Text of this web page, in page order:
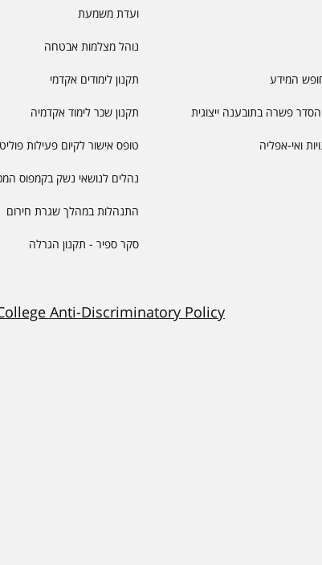
המידע
פשרה בתובענה ייצוגית
ואי-אפליה
ועדת משמעת
נוהל מצלמות אבטחה
תקנון לימודים אקדמי
תקנון שכר לימוד אקדמיה
טופס אישור לקיום פעילות
נהלים לנושאי נשק בקמפוס
התנהלות במהלך שגרת חירום
סקר ספיר - תקנון הגרלה
Anti-Discriminatory Policy